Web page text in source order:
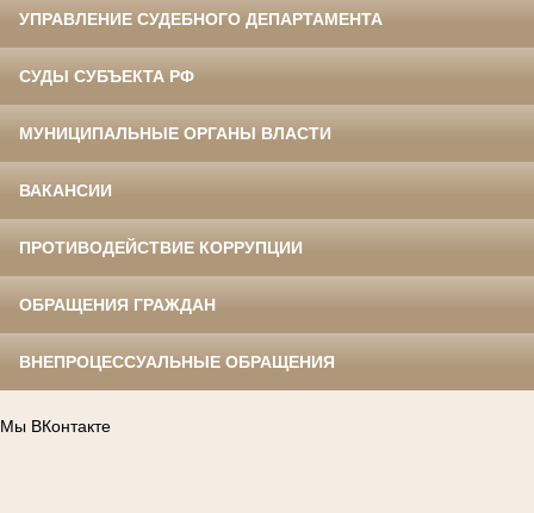
УПРАВЛЕНИЕ СУДЕБНОГО ДЕПАРТАМЕНТА
СУДЫ СУБЪЕКТА РФ
МУНИЦИПАЛЬНЫЕ ОРГАНЫ ВЛАСТИ
ВАКАНСИИ
ПРОТИВОДЕЙСТВИЕ КОРРУПЦИИ
ОБРАЩЕНИЯ ГРАЖДАН
ВНЕПРОЦЕССУАЛЬНЫЕ ОБРАЩЕНИЯ
Мы ВКонтакте